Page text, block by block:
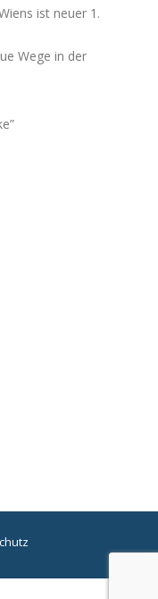
ist neuer 1.
Wege in der